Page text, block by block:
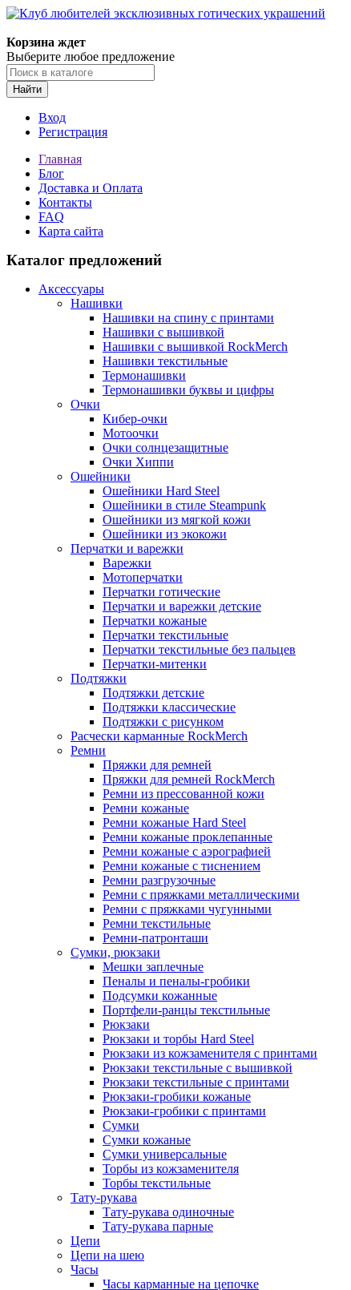
Корзина ждет
Выберите любое предложение
Найти
Вход
Регистрация
Главная
Блог
Доставка и Оплата
Контакты
FAQ
Карта сайта
Каталог предложений
Аксессуары
Нашивки
Нашивки на спину с принтами
Нашивки с вышивкой
Нашивки с вышивкой RockMerch
Нашивки текстильные
Термонашивки
Термонашивки буквы и цифры
Очки
Кибер-очки
Мотоочки
Очки солнцезащитные
Очки Хиппи
Ошейники
Ошейники Hard Steel
Ошейники в стиле Steampunk
Ошейники из мягкой кожи
Ошейники из экокожи
Перчатки и варежки
Варежки
Мотоперчатки
Перчатки готические
Перчатки и варежки детские
Перчатки кожаные
Перчатки текстильные
Перчатки текстильные без пальцев
Перчатки-митенки
Подтяжки
Подтяжки детские
Подтяжки классические
Подтяжки с рисунком
Расчески карманные RockMerch
Ремни
Пряжки для ремней
Пряжки для ремней RockMerch
Ремни из прессованной кожи
Ремни кожаные
Ремни кожаные Hard Steel
Ремни кожаные проклепанные
Ремни кожаные с аэрографией
Ремни кожаные с тиснением
Ремни разгрузочные
Ремни с пряжками металлическими
Ремни с пряжками чугунными
Ремни текстильные
Ремни-патронташи
Сумки, рюкзаки
Мешки заплечные
Пеналы и пеналы-гробики
Подсумки кожанные
Портфели-ранцы текстильные
Рюкзаки
Рюкзаки и торбы Hard Steel
Рюкзаки из кожзаменителя с принтами
Рюкзаки текстильные с вышивкой
Рюкзаки текстильные с принтами
Рюкзаки-гробики кожаные
Рюкзаки-гробики с принтами
Сумки
Сумки кожаные
Сумки универсальные
Торбы из кожзаменителя
Торбы текстильные
Тату-рукава
Тату-рукава одиночные
Тату-рукава парные
Цепи
Цепи на шею
Часы
Часы карманные на цепочке